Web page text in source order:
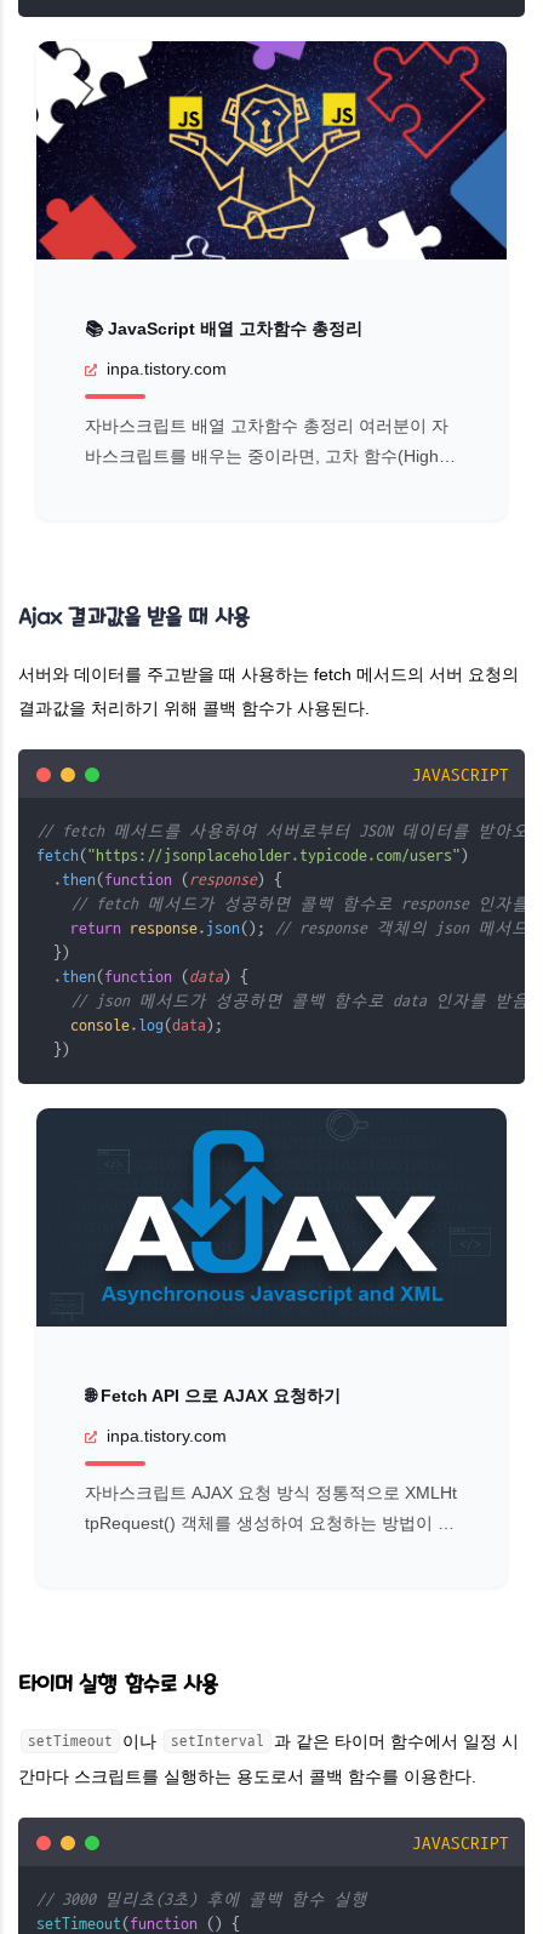
📚 JavaScript 배열 고차함수 총정리
inpa.tistory.com
자바스크립트 배열 고차함수 총정리 여러분이 자
바스크립트를 배우는 중이라면, 고차 함수(Higher
Ajax 결과값을 받을 때 사용
서버와 데이터를 주고받을 때 사용하는 fetch 메서드의 서버 요청의
결과값을 처리하기 위해 콜백 함수가 사용된다.
JAVASCRIPT
// fetch 메서드를 사용하여 서버로부터 JSON 데이터를 받아오
fetch( "https://jsonplaceholder.typicode.com/users" )
  .
then( function ( response) {
// fetch 메서드가 성공하면 콜백 함수로 response 인자를
return response. json();
// response 객체의 json 메서드
  })
  .
then( function ( data) {
// json 메서드가 성공하면 콜백 함수로 data 인자를 받음
console. log(data );
  })
🌐 Fetch API 으로 AJAX 요청하기
inpa.tistory.com
자바스크립트 AJAX 요청 방식 정통적으로 XMLHt
tpRequest() 객체를 생성하여 요청하는 방법이 있
타이머 실행 함수로 사용
setTimeout 이나 setInterval
과 같은 타이머 함수에서 일정 시
간마다 스크립트를 실행하는 용도로서 콜백 함수를 이용한다.
JAVASCRIPT
// 3000 밀리초(3초) 후에 콜백 함수 실행
setTimeout( function () {